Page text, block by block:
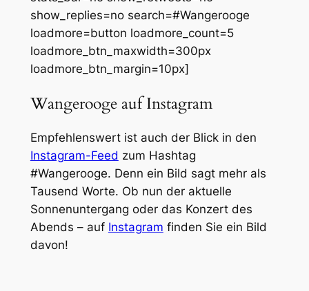
show_replies=no search=#Wangerooge
loadmore=button loadmore_count=5
loadmore_btn_maxwidth=300px
loadmore_btn_margin=10px]
Wangerooge auf Instagram
Empfehlenswert ist auch der Blick in den
Instagram-Feed zum Hashtag
#Wangerooge. Denn ein Bild sagt mehr als
Tausend Worte. Ob nun der aktuelle
Sonnenuntergang oder das Konzert des
Abends – auf Instagram finden Sie ein Bild
davon!